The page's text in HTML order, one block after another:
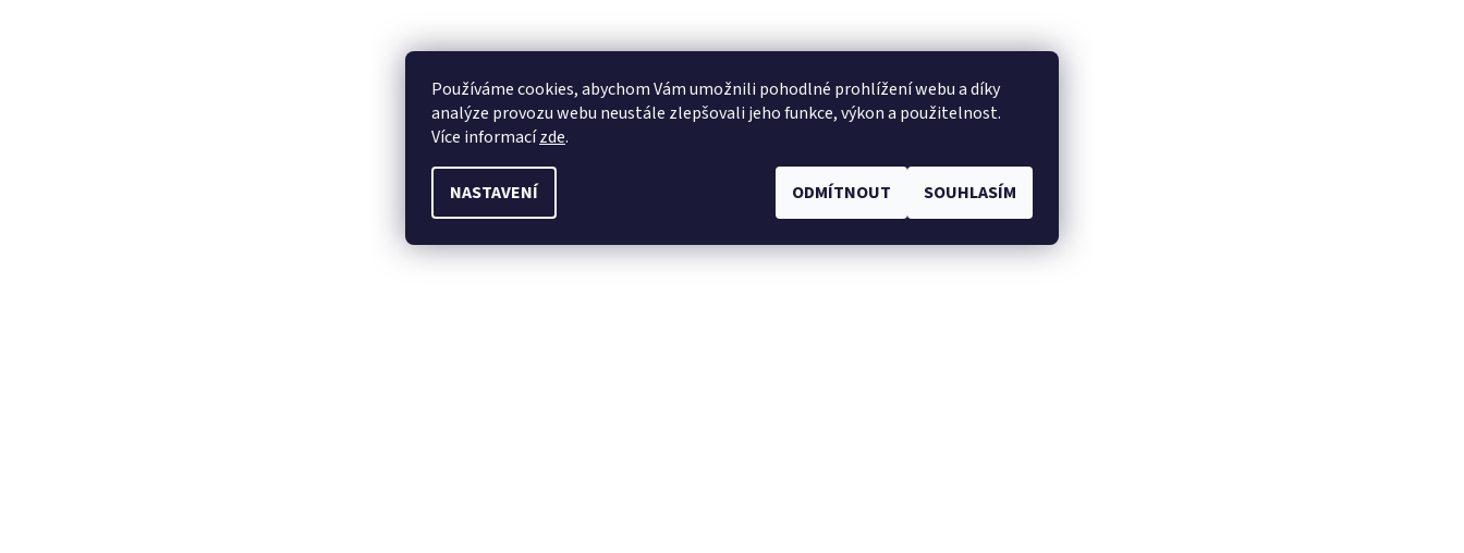
Používáme cookies, abychom Vám umožnili pohodlné prohlížení webu a díky
analýze provozu webu neustále zlepšovali jeho funkce, výkon a použitelnost.
Více informacízde.
NASTAVENÍ ODMÍTNOUT SOUHLASÍM